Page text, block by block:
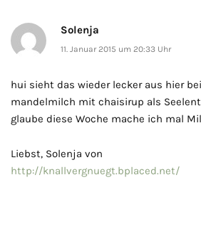
Solenja
11. Januar 2015 um 20:33 Uhr
hui sieht das wieder lecker aus hier
mandelmilch mit chaisirup als
glaube diese Woche mache ich mal
Liebst, Solenja von
http://knallvergnuegt.bplaced.net/